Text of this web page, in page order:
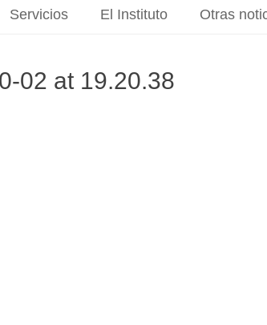
Servicios El Instituto Otras
02 at 19.20.38